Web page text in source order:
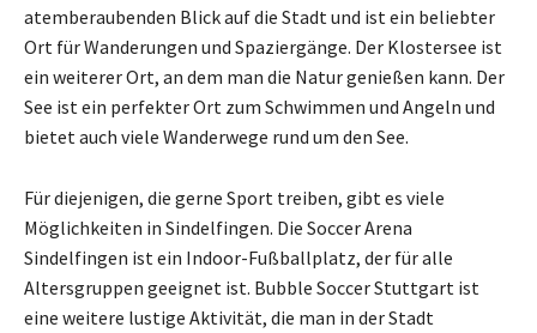
atemberaubenden Blick auf die Stadt und ist ein beliebter
Ort für Wanderungen und Spaziergänge. Der Klostersee ist
ein weiterer Ort, an dem man die Natur genießen kann. Der
See ist ein perfekter Ort zum Schwimmen und Angeln und
bietet auch viele Wanderwege rund um den See.
Für diejenigen, die gerne Sport treiben, gibt es viele
Möglichkeiten in Sindelfingen. Die Soccer Arena
Sindelfingen ist ein Indoor-Fußballplatz, der für alle
Altersgruppen geeignet ist. Bubble Soccer Stuttgart ist
eine weitere lustige Aktivität, die man in der Stadt